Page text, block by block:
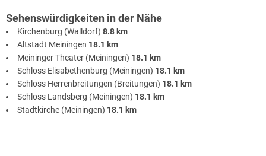
Sehenswürdigkeiten in der Nähe
Kirchenburg (Walldorf) 8.8 km
Altstadt Meiningen 18.1 km
Meininger Theater (Meiningen) 18.1 km
Schloss Elisabethenburg (Meiningen) 18.1 km
Schloss Herrenbreitungen (Breitungen) 18.1 km
Schloss Landsberg (Meiningen) 18.1 km
Stadtkirche (Meiningen) 18.1 km